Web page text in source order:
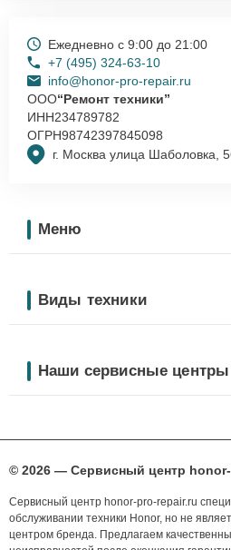
г. Москва улица Шаболовка,
Ежедневно с 9:00 до 21:00
+7 (495) 324-63-10
info@honor-pro-repair.ru
ООО“Ремонт техники”
ИНН234789782
ОГРН98742397845098
Меню
Виды техники
Наши сервисные центры
© 2026 — Сервисный центр
Сервисный центр honor-pro-repair.ru
обслуживании техники Honor, но не
центром бренда. Предлагаем